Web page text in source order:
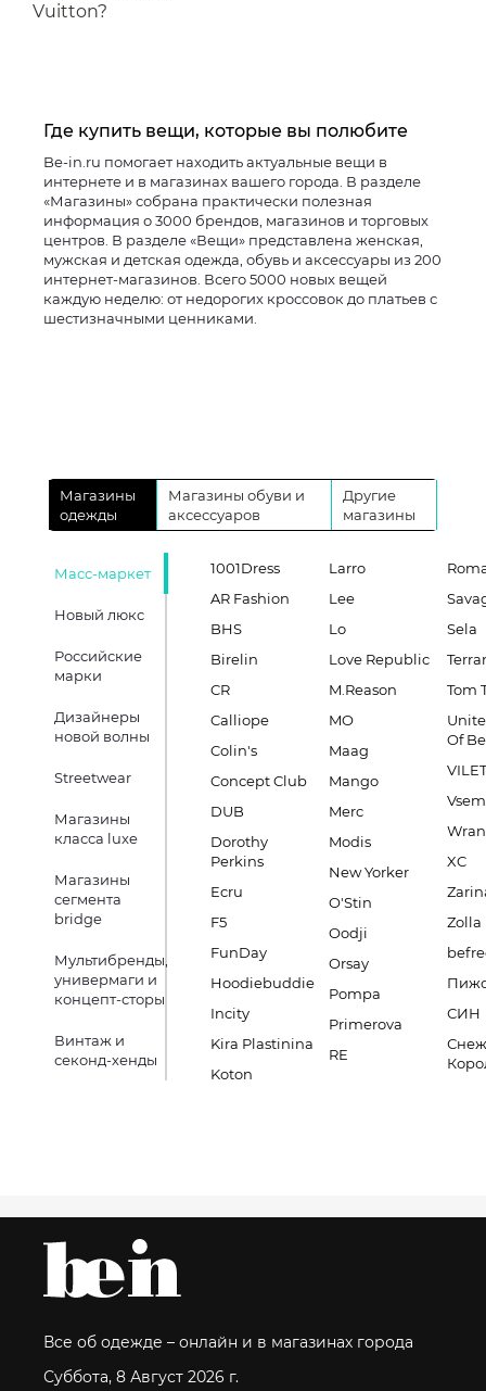
Vuitton?
Где купить вещи, которые вы полюбите
Be-in.ru помогает находить актуальные вещи в
интернете и в магазинах вашего города. В разделе
«Магазины» собрана практически полезная
информация о 3000 брендов, магазинов и торговых
центров. В разделе «Вещи» представлена женская,
мужская и детская одежда, обувь и аксессуары из 200
интернет-магазинов. Всего 5000 новых вещей
каждую неделю: от недорогих кроссовок до платьев с
шестизначными ценниками.
Магазины
одежды
Магазины обуви и
аксессуаров
Другие
магазины
Масс-маркет
Новый люкс
Российские
марки
Дизайнеры
новой волны
Streetwear
Магазины
класса luxe
Магазины
сегмента
bridge
Мультибренды,
универмаги и
концепт-сторы
Винтаж и
секонд-хенды
1001Dress
AR Fashion
BHS
Birelin
CR
Calliope
Colin's
Concept Club
DUB
Dorothy
Perkins
Ecru
F5
FunDay
Hoodiebuddie
Incity
Kira Plastinina
Koton
Larro
Lee
Lo
Love Republic
M.Reason
MO
Maag
Mango
Merc
Modis
New Yorker
O'Stin
Oodji
Orsay
Pompa
Primerova
RE
Sela
Tom
Of
VILET
XC
Zolla
СИН
Все об одежде – онлайн и в магазинах города
Суббота, 8 Август 2026 г.